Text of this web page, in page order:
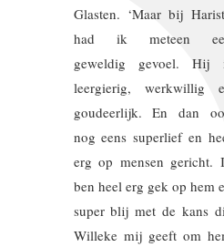
Glasten. ‘Maar bij
had ik meteen
geweldig gevoel. Hij
leergierig, werkwillig
goudeerlijk. En dan
nog eens superlief en
erg op mensen gericht.
ben heel erg gek op hem
super blij met de kans
Willeke mij geeft om